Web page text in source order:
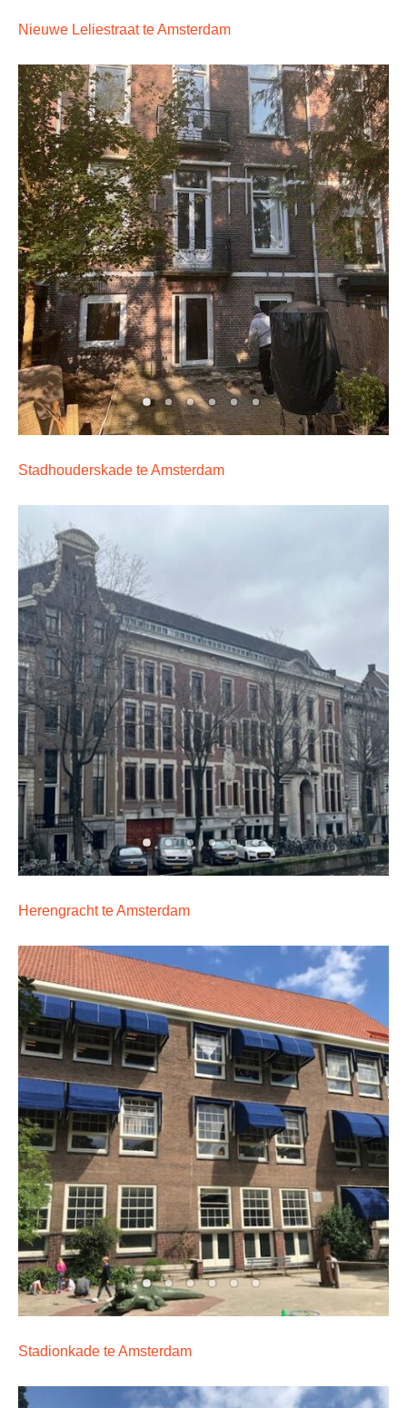
Nieuwe Leliestraat te Amsterdam
Stadhouderskade te Amsterdam
Herengracht te Amsterdam
Stadionkade te Amsterdam